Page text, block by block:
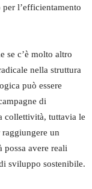
l’efficientamento
se c’è molto altro
nella struttura
può essere
di
collettività, tuttavia le
un
avere reali
sviluppo sostenibile.